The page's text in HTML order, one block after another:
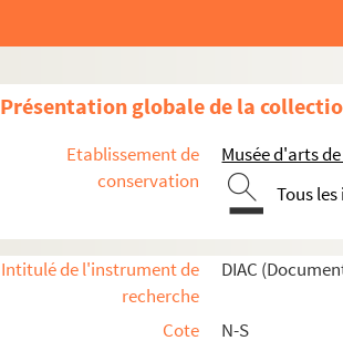
Présentation globale de la
Etablissement de
conservation
Musée d'arts
Tous
Intitulé de l'instrument de
recherche
DIAC
Cote
N-S
Artistes. RAULET, Denis
Artistes. RAUSCHENBERG, Robert
Artistes régionaux. RAUTENSTRAUCH,
Artistes. RAUZIER, Hélenne
Artistes. RAVAUD, Noël